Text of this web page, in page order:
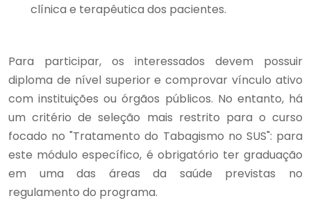
clínica e terapêutica dos pacientes.
Para participar, os interessados devem possuir
diploma de nível superior e comprovar vínculo ativo
com instituições ou órgãos públicos. No entanto, há
um critério de seleção mais restrito para o curso
focado no "Tratamento do Tabagismo no SUS": para
este módulo específico, é obrigatório ter graduação
em uma das áreas da saúde previstas no
regulamento do programa.